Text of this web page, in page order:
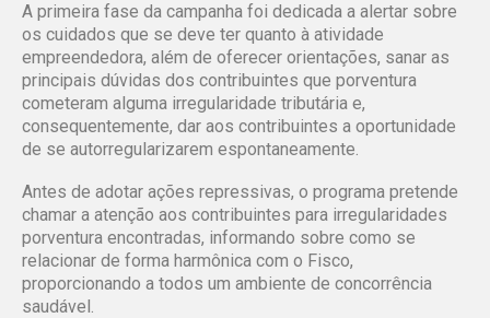
A primeira fase da campanha foi dedicada a alertar sobre
os cuidados que se deve ter quanto à atividade
empreendedora, além de oferecer orientações, sanar as
principais dúvidas dos contribuintes que porventura
cometeram alguma irregularidade tributária e,
consequentemente, dar aos contribuintes a oportunidade
de se autorregularizarem espontaneamente.
Antes de adotar ações repressivas, o programa pretende
chamar a atenção aos contribuintes para irregularidades
porventura encontradas, informando sobre como se
relacionar de forma harmônica com o Fisco,
proporcionando a todos um ambiente de concorrência
saudável.